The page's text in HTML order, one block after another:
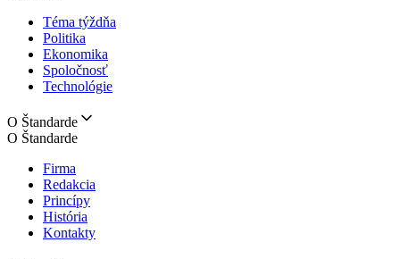
Téma týždňa
Politika
Ekonomika
Spoločnosť
Technológie
O Štandarde
O Štandarde
Firma
Redakcia
Princípy
História
Kontakty